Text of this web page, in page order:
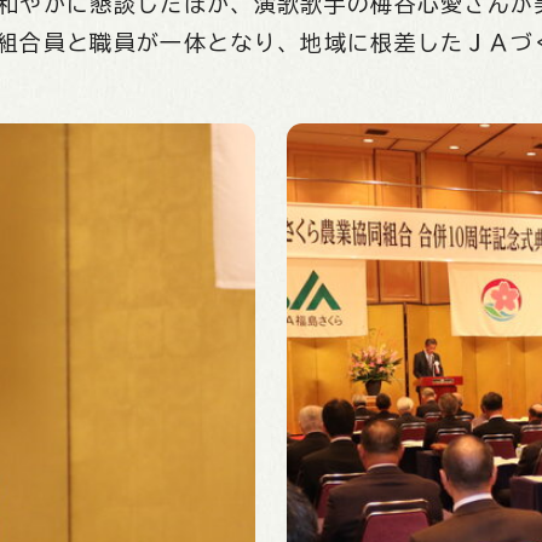
員と職員が一体となり、地域に根差したＪＡづ